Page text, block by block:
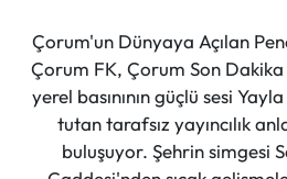
Çorum'un Dünyaya Açılan
Çorum FK, Çorum Son
yerel basınının güçlü sesi
tutan tarafsız yayıncılık
buluşuyor. Şehrin simgesi